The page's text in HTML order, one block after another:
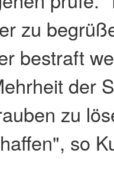
zu
bestraft
der
zu
so